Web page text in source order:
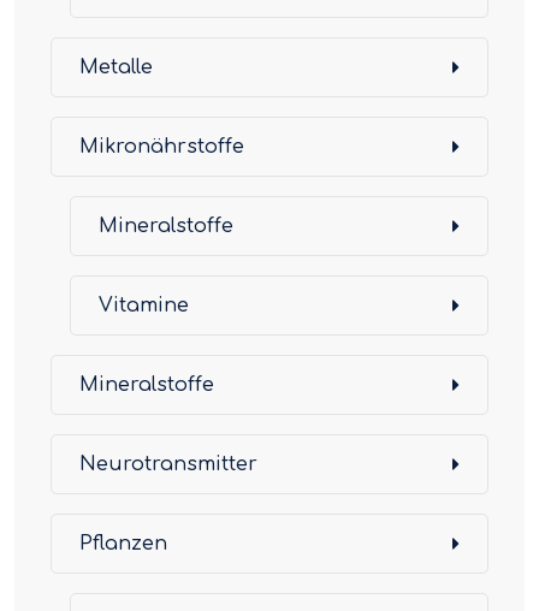
Metalle
Mikronährstoffe
Mineralstoffe
Vitamine
Mineralstoffe
Neurotransmitter
Pflanzen